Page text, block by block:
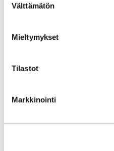
valinta
Välttämätön
Mieltymykset
Tilastot
Markkinointi
Suomi Nokia Linnavuori
3mh + k + oh + 3WC + at +
219 000 €